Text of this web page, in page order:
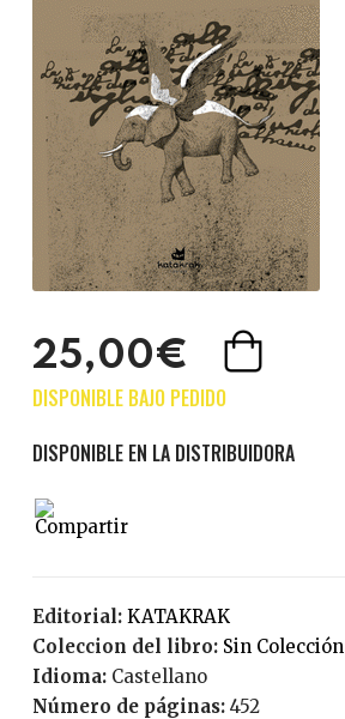
25,00€
Editorial:
KATAKRAK
Coleccion del libro:
Sin Colección
Idioma:
Castellano
Número de páginas:
452